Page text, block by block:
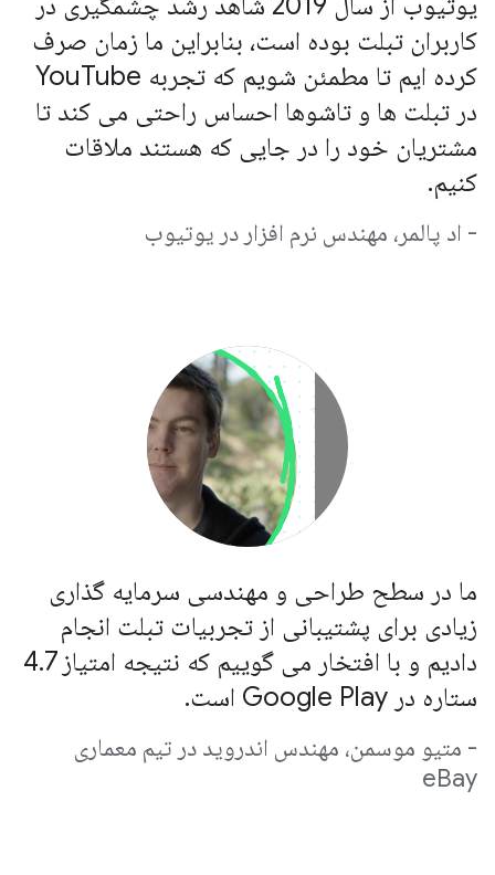
کاربران تبلت بوده است، بنابراین ما زمان صرف
کرده ایم تا مطمئن شویم که تجربه YouTube
در تبلت ها و تاشوها احساس راحتی می کند تا
مشتریان خود را در جایی که هستند ملاقات
کنیم.
- اد پالمر، مهندس نرم افزار در یوتیوب
ما در سطح طراحی و مهندسی سرمایه گذاری
زیادی برای پشتیبانی از تجربیات تبلت انجام
دادیم و با افتخار می گوییم که نتیجه امتیاز 4.7
ستاره در Google Play است.
- متیو موسمن، مهندس اندروید در تیم معماری
eBay